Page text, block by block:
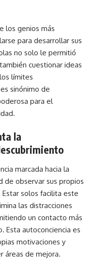
los genios más
para desarrollar sus
no solo le permitió
cuestionar ideas
límites
sinónimo de
para el
la
marcada hacia la
de observar sus propios
solos facilita este
las distracciones
un contacto más
Esta autoconciencia es
motivaciones y
áreas de mejora.